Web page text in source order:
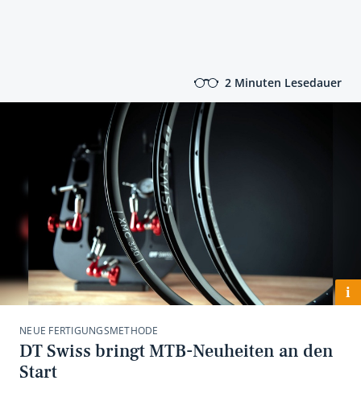
2 Minuten Lesedauer
i
NEUE FERTIGUNGSMETHODE
DT Swiss bringt MTB-Neuheiten an den
Start